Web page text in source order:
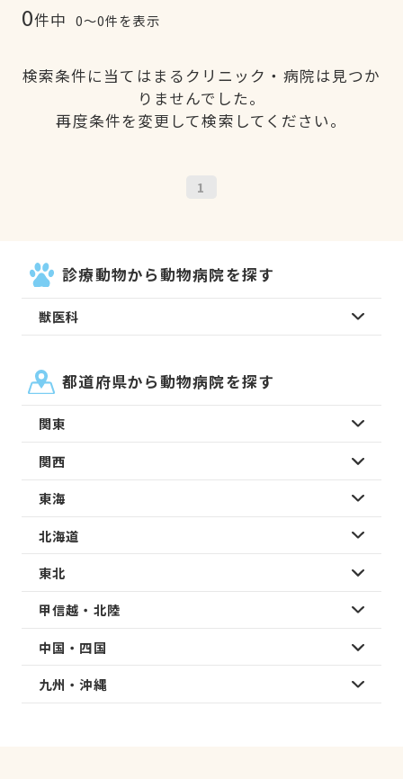
0件中 0〜0件を表示
検索条件に当てはまるクリニック・病院は見つか
りませんでした。
再度条件を変更して検索してください。
1
診療動物から動物病院を探す
獣医科
都道府県から動物病院を探す
関東
関西
東海
北海道
東北
甲信越・北陸
中国・四国
九州・沖縄